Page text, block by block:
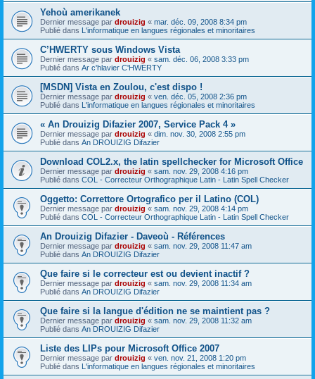
Yehoù amerikanek
Dernier message par drouizig « mar. déc. 09, 2008 8:34 pm
Publié dans L'informatique en langues régionales et minoritaires
C’HWERTY sous Windows Vista
Dernier message par drouizig « sam. déc. 06, 2008 3:33 pm
Publié dans Ar c'hlavier C'HWERTY
[MSDN] Vista en Zoulou, c'est dispo !
Dernier message par drouizig « ven. déc. 05, 2008 2:36 pm
Publié dans L'informatique en langues régionales et minoritaires
« An Drouizig Difazier 2007, Service Pack 4 »
Dernier message par drouizig « dim. nov. 30, 2008 2:55 pm
Publié dans An DROUIZIG Difazier
Download COL2.x, the latin spellchecker for Microsoft Office
Dernier message par drouizig « sam. nov. 29, 2008 4:16 pm
Publié dans COL - Correcteur Orthographique Latin - Latin Spell Checker
Oggetto: Correttore Ortografico per il Latino (COL)
Dernier message par drouizig « sam. nov. 29, 2008 4:14 pm
Publié dans COL - Correcteur Orthographique Latin - Latin Spell Checker
An Drouizig Difazier - Daveoù - Références
Dernier message par drouizig « sam. nov. 29, 2008 11:47 am
Publié dans An DROUIZIG Difazier
Que faire si le correcteur est ou devient inactif ?
Dernier message par drouizig « sam. nov. 29, 2008 11:34 am
Publié dans An DROUIZIG Difazier
Que faire si la langue d'édition ne se maintient pas ?
Dernier message par drouizig « sam. nov. 29, 2008 11:32 am
Publié dans An DROUIZIG Difazier
Liste des LIPs pour Microsoft Office 2007
Dernier message par drouizig « ven. nov. 21, 2008 1:20 pm
Publié dans L'informatique en langues régionales et minoritaires